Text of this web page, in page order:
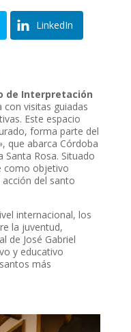
LinkedIn
de Interpretación
con visitas guiadas
Este espacio
forma parte del
que abarca Córdoba
Santa Rosa. Situado
como objetivo
del santo
internacional, los
la juventud,
de José Gabriel
y educativo
más